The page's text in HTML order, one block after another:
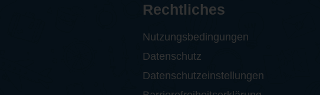
Rechtliches
Nutzungsbedingungen
Datenschutz
Datenschutzeinstellungen